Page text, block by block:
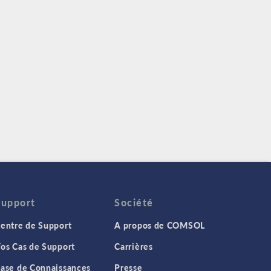
de Support
Cas de Support
de Connaissances
Société
A propos de COMSOL
Carrières
Presse